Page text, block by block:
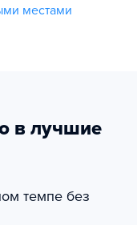
местами
в лучшие
темпе без